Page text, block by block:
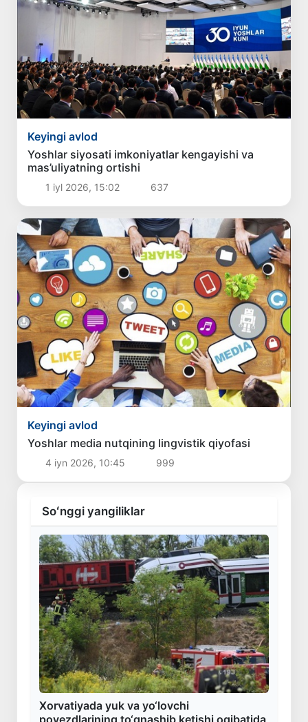
Keyingi avlod
Yoshlar siyosati imkoniyatlar kengayishi va
mas’uliyatning ortishi
1 iyl 2026, 15:02 637
Keyingi avlod
Yoshlar media nutqining lingvistik qiyofasi
4 iyn 2026, 10:45 999
Soʻnggi yangiliklar
Xorvatiyada yuk va yo‘lovchi
poyezdlarining to‘qnashib ketishi oqibatida